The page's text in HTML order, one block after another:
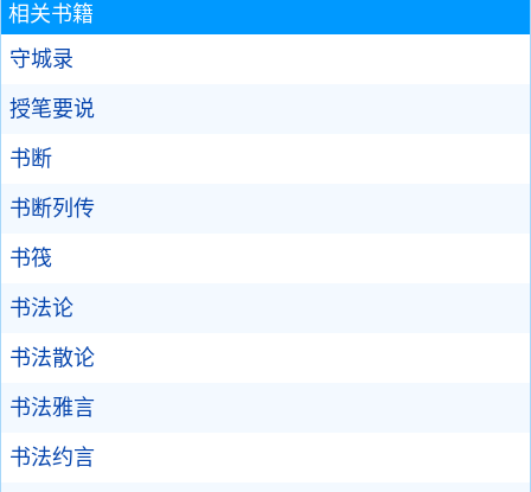
相关书籍
守城录
授笔要说
书断
书断列传
书筏
书法论
书法散论
书法雅言
书法约言